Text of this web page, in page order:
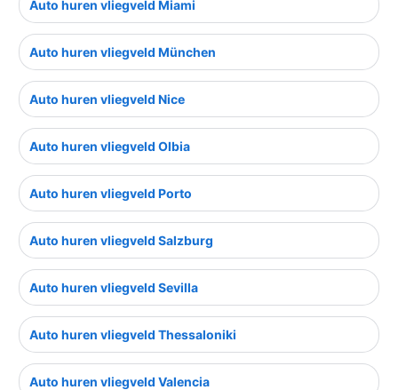
Auto huren vliegveld Miami
Auto huren vliegveld München
Auto huren vliegveld Nice
Auto huren vliegveld Olbia
Auto huren vliegveld Porto
Auto huren vliegveld Salzburg
Auto huren vliegveld Sevilla
Auto huren vliegveld Thessaloniki
Auto huren vliegveld Valencia